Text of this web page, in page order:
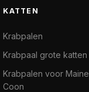
KATTEN
Krabpalen
Krabpaal grote katten
Krabpalen voor Maine
Coon